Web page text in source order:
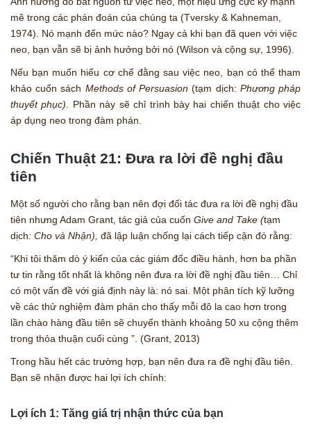
mẽ trong các phán đoán của chúng ta (Tversky & Kahneman,
1974). Nó mạnh đến mức nào? Ngay cả khi bạn đã quen với việc
neo, bạn vẫn sẽ bị ảnh hưởng bởi nó (Wilson và cộng sự, 1996).
Nếu bạn muốn hiểu cơ chế đằng sau việc neo, bạn có thể tham
khảo cuốn sách Methods of Persuasion (tạm dịch: Phương pháp
thuyết phục). Phần này sẽ chỉ trình bày hai chiến thuật cho việc
áp dụng neo trong đàm phán.
Chiến Thuật 21: Đưa ra lời đề nghị đầu
tiên
Một số người cho rằng bạn nên đợi đối tác đưa ra lời đề nghị đầu
tiên nhưng Adam Grant, tác giả của cuốn Give and Take (tạm
dịch: Cho và Nhận), đã lập luận chống lại cách tiếp cận đó rằng:
“Khi tôi thăm dò ý kiến của các giám đốc điều hành, hơn ba phần
tư tin rằng tốt nhất là không nên đưa ra lời đề nghị đầu tiên… Chỉ
có một vấn đề với giả định này là: nó sai. Một phân tích kỹ lưỡng
về các thử nghiệm đàm phán cho thấy mỗi đô la cao hơn trong
lần chào hàng đầu tiên sẽ chuyển thành khoảng 50 xu cộng thêm
trong thỏa thuận cuối cùng ”. (Grant, 2013)
Trong hầu hết các trường hợp, bạn nên đưa ra đề nghị đầu tiên.
Bạn sẽ nhận được hai lợi ích chính:
Lợi ích 1: Tăng giá trị nhận thức của bạn